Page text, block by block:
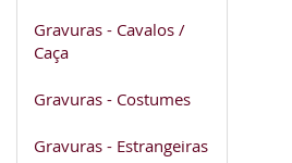
Gravuras - Cavalos /
Caça
Gravuras - Costumes
Gravuras - Estrangeiras